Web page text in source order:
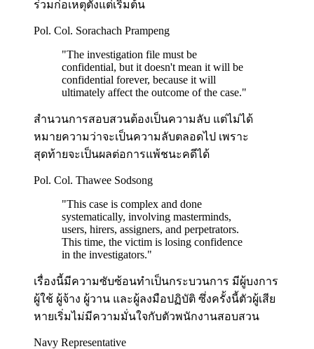
ร่วมก่อเหตุตั้งแต่เริ่มต้น
Pol. Col. Sorachach Prampeng
"The investigation file must be
confidential, but it doesn't mean it will be
confidential forever, because it will
ultimately affect the outcome of the case."
สำนวนการสอบสวนต้องเป็นความลับ แต่ไม่ได้
หมายความว่าจะเป็นความลับตลอดไป เพราะ
สุดท้ายจะเป็นผลต่อการแพ้ชนะคดีได้
Pol. Col. Thawee Sodsong
"This case is complex and done
systematically, involving masterminds,
users, hirers, assigners, and perpetrators.
This time, the victim is losing confidence
in the investigators."
เรื่องนี้มีความซับซ้อนทำเป็นกระบวนการ มีผู้บงการ
ผู้ใช้ ผู้จ้าง ผู้วาน และผู้ลงมือปฏิบัติ ซึ่งครั้งนี้ตัวผู้เสีย
หายเริ่มไม่มีความมั่นใจกับตัวพนักงานสอบสวน
Navy Representative